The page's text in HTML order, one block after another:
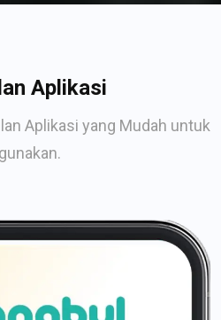
Aplikasi
Aplikasi yang Mudah untuk